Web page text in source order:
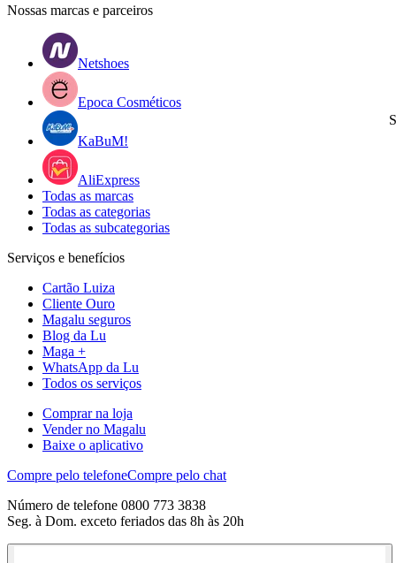
Nossas marcas e parceiros
Netshoes
Epoca Cosméticos
KaBuM!
AliExpress
Todas as marcas
Todas as categorias
Todas as subcategorias
Serviços e benefícios
Cartão Luiza
Cliente Ouro
Magalu seguros
Blog da Lu
Maga +
WhatsApp da Lu
Todos os serviços
Comprar na loja
Vender no Magalu
Baixe o aplicativo
Compre pelo telefoneCompre pelo chat
Número de telefone 0800 773 3838
Seg. à Dom. exceto feriados das 8h às 20h